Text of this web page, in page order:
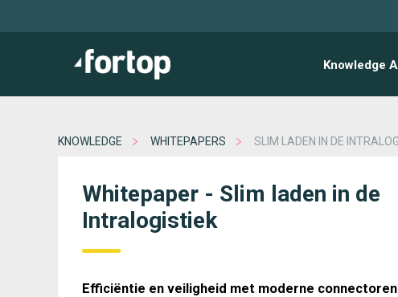
Knowledge
KNOWLEDGE WHITEPAPERS SLIM LADEN IN DE
Whitepaper - Slim laden in de
Intralogistiek
Efficiëntie en veiligheid met moderne connectoren